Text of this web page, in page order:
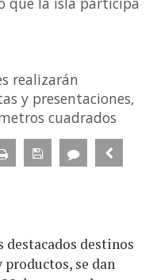
realizarán
y presentaciones,
cuadrados
destacados destinos
se dan